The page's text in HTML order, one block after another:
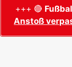
+++ 🔴
Anstoß